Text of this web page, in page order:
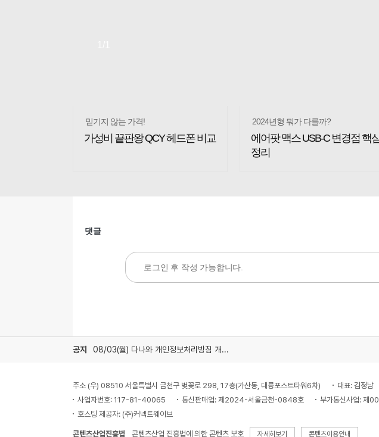
믿기지 않는 가격!
가성비 끝판왕 QCY 헤드폰 비교
2024년형 뭐가 다를까?
에어팟 맥스 USB-C 변경점 핵
정리
댓글
공지 08/03(월) 다나와 개인정보처리방침 개정 안내
주소 (우) 08510 서울특별시 금천구 벚꽃로 298, 17층(가산동, 대륭포스트타워6차)
대표: 김정남
사업자번호: 117-81-40065
통신판매업: 제2024-서울금천-0848호 부가통신사업: 제
호스팅 제공자: (주)커넥트웨이브
콘텐츠산업진흥법 콘텐츠산업 진흥법에 의한 콘텐츠 보호 자세히보기 콘텐츠이용안내